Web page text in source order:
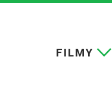
FILMY